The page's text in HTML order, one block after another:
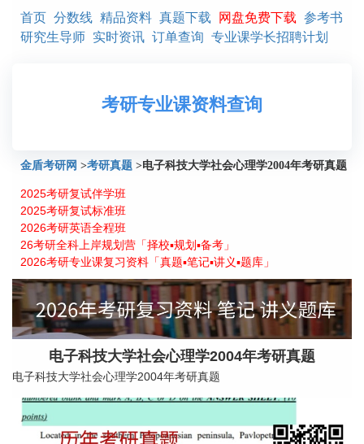
首页 分数线 精品资料 真题下载 网盘免费下载 参考书
研究生导师 实时资讯 订单查询 专业课学长招聘计划
考研专业课资料查询
金盾考研网 >考研真题 >电子科技大学社会心理学2004年考研真题
2025考研复试伴学班
2025考研复试标准班
2026考研英语全程班
26考研全科上岸规划营「择校▪规划▪备考」
2026考研专业课复习资料「真题▪笔记▪讲义▪题库」
电子科技大学社会心理学2004年考研真题
电子科技大学社会心理学2004年考研真题